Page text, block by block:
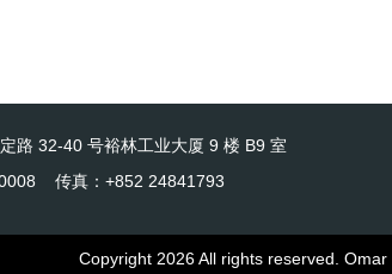
路 32-40 号裕林工业大厦 9 楼 B9 室
传真：+852 24841793
Copyright 2026 All rights reserved.